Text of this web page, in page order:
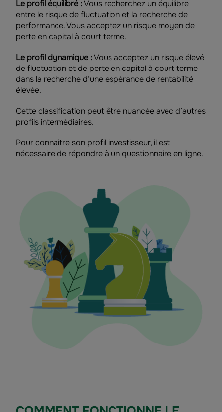
Le profil équilibré :Vous recherchez un équilibre
entre le risque de fluctuation et la recherche de
performance. Vous acceptez un risque moyen de
perte en capital à court terme.
Le profil dynamique :Vous acceptez un risque élevé
de fluctuation et de perte en capital à court terme
dans la recherche d’une espérance de rentabilité
élevée.
Cette classification peut être nuancée avec d’autres
profils intermédiaires.
Pour connaitre son profil investisseur, il est
nécessaire de répondre à un questionnaire en ligne.